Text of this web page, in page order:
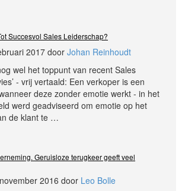
Succesvol Sales Leiderschap?
2017 door Johan Reinhoudt
wel het toppunt van recent Sales
- vrij vertaald: Een verkoper is een
deze zonder emotie werkt - in het
werd geadviseerd om emotie op het
de klant te …
Geruisloze terugkeer geeft veel
2016 door Leo Bolle